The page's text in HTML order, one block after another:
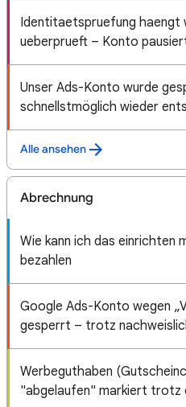
Identitaetspruefung haengt
ueberprueft – Konto
Unser Ads-Konto wurde
schnellstmöglich wieder
Alle ansehen
Abrechnung
Wie kann ich das einrichten
bezahlen
Google Ads-Konto wegen
gesperrt – trotz
Werbeguthaben
"abgelaufen" markiert trotz